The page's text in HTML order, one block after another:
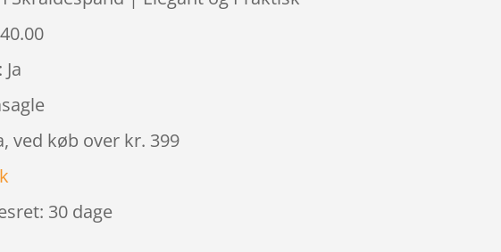
ved køb over kr. 399
30 dage